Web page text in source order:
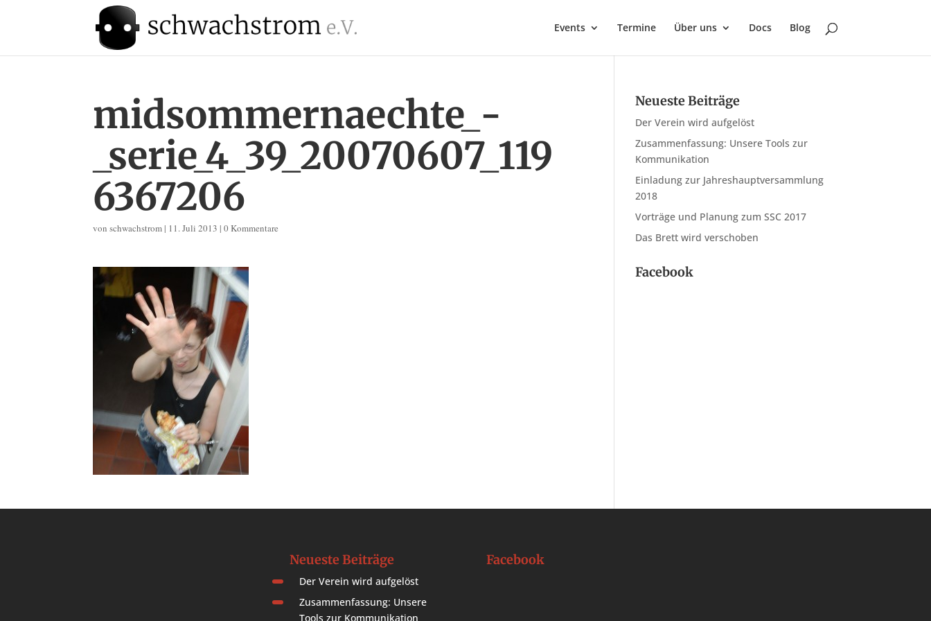
Events Termine Über uns Docs Blog
midsommernaechte_-
_serie_4_39_20070607_119
6367206
vonschwachstrom | 11. Juli 2013 |0 Kommentare
Neueste Beiträge
Der Verein wird aufgelöst
Zusammenfassung: Unsere Tools zur
Kommunikation
Einladung zur Jahreshauptversammlung
2018
Vorträge und Planung zum SSC 2017
Das Brett wird verschoben
Facebook
Neueste Beiträge
Der Verein wird aufgelöst
Zusammenfassung: Unsere
Tools zur Kommunikation
Facebook